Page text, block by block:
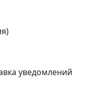
уведомлений